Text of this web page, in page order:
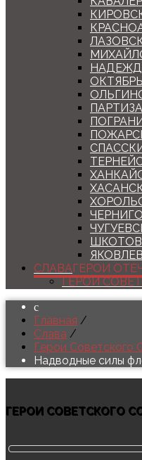
СЛАВАГЕРОИ
ГЕРОИ
Главная /
Слава /
Герои Советского
Надводные силы
ГЕРОИ СОВЕТСКОГО